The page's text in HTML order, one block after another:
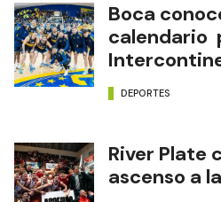
Boca
calendario
DEPORTES
River Plate
ascenso a